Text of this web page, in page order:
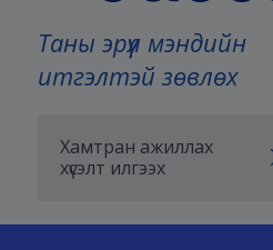
Таны эрүүл мэндийн
итгэлтэй зөвлөх
Хамтран ажиллах
хүсэлт илгээх